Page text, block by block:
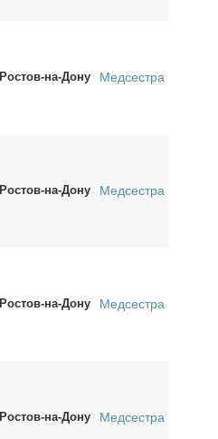
Ростов-на-Дону Медсестра
Ростов-на-Дону Медсестра
Ростов-на-Дону Медсестра
Ростов-на-Дону Медсестра